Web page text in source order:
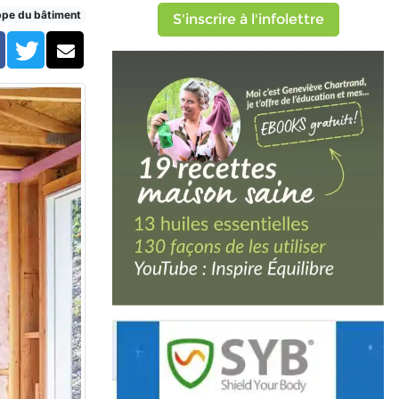
du bâtiment
TwitterCourriel
S'inscrire à l'infolettre